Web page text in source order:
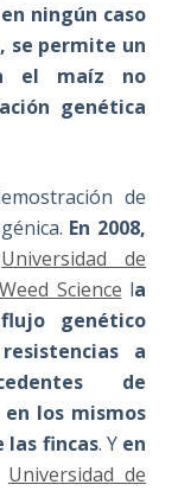
ningún caso
se permite un
el maíz no
genética
de
En 2008,
Universidad de
Weed Science la
genético
a
de
los mismos
las fincas. Yen
Universidad de